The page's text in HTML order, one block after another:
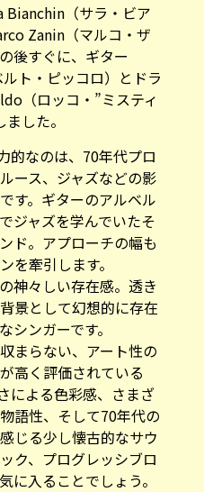
Bianchin（サラ・ビア
Zanin（マルコ・ザ
後すぐに、ギター
ト・ピッコロ）とドラ
（ロッコ・”ミスティ
した。
的なのは、70年代プロ
ース、ジャズなどの影
す。ギターのアルベル
ジャズを学んでいたそ
ド。アプローチの幅も
を牽引します。
神々しい存在感。透き
景として幻想的に存在
シンガーです。
まらない、アート性の
高く評価されている
による色彩感、さまざ
語性、そして70年代の
じる少し懐古的なサウ
ク、プログレッシブロ
に入ることでしょう。